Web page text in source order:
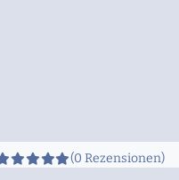
(0 Rezensionen)